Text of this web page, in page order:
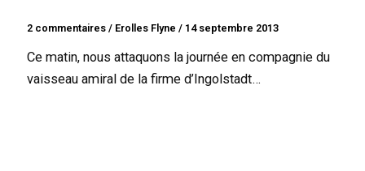
2 commentaires / Erolles Flyne/ 14 septembre 2013
Ce matin, nous attaquons la journée en compagnie du
vaisseau amiral de la firme d’Ingolstadt…